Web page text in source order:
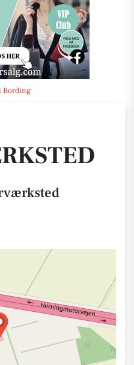
Bording